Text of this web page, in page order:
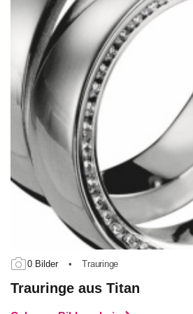
0 Bilder • Trauringe
Trauringe aus Titan